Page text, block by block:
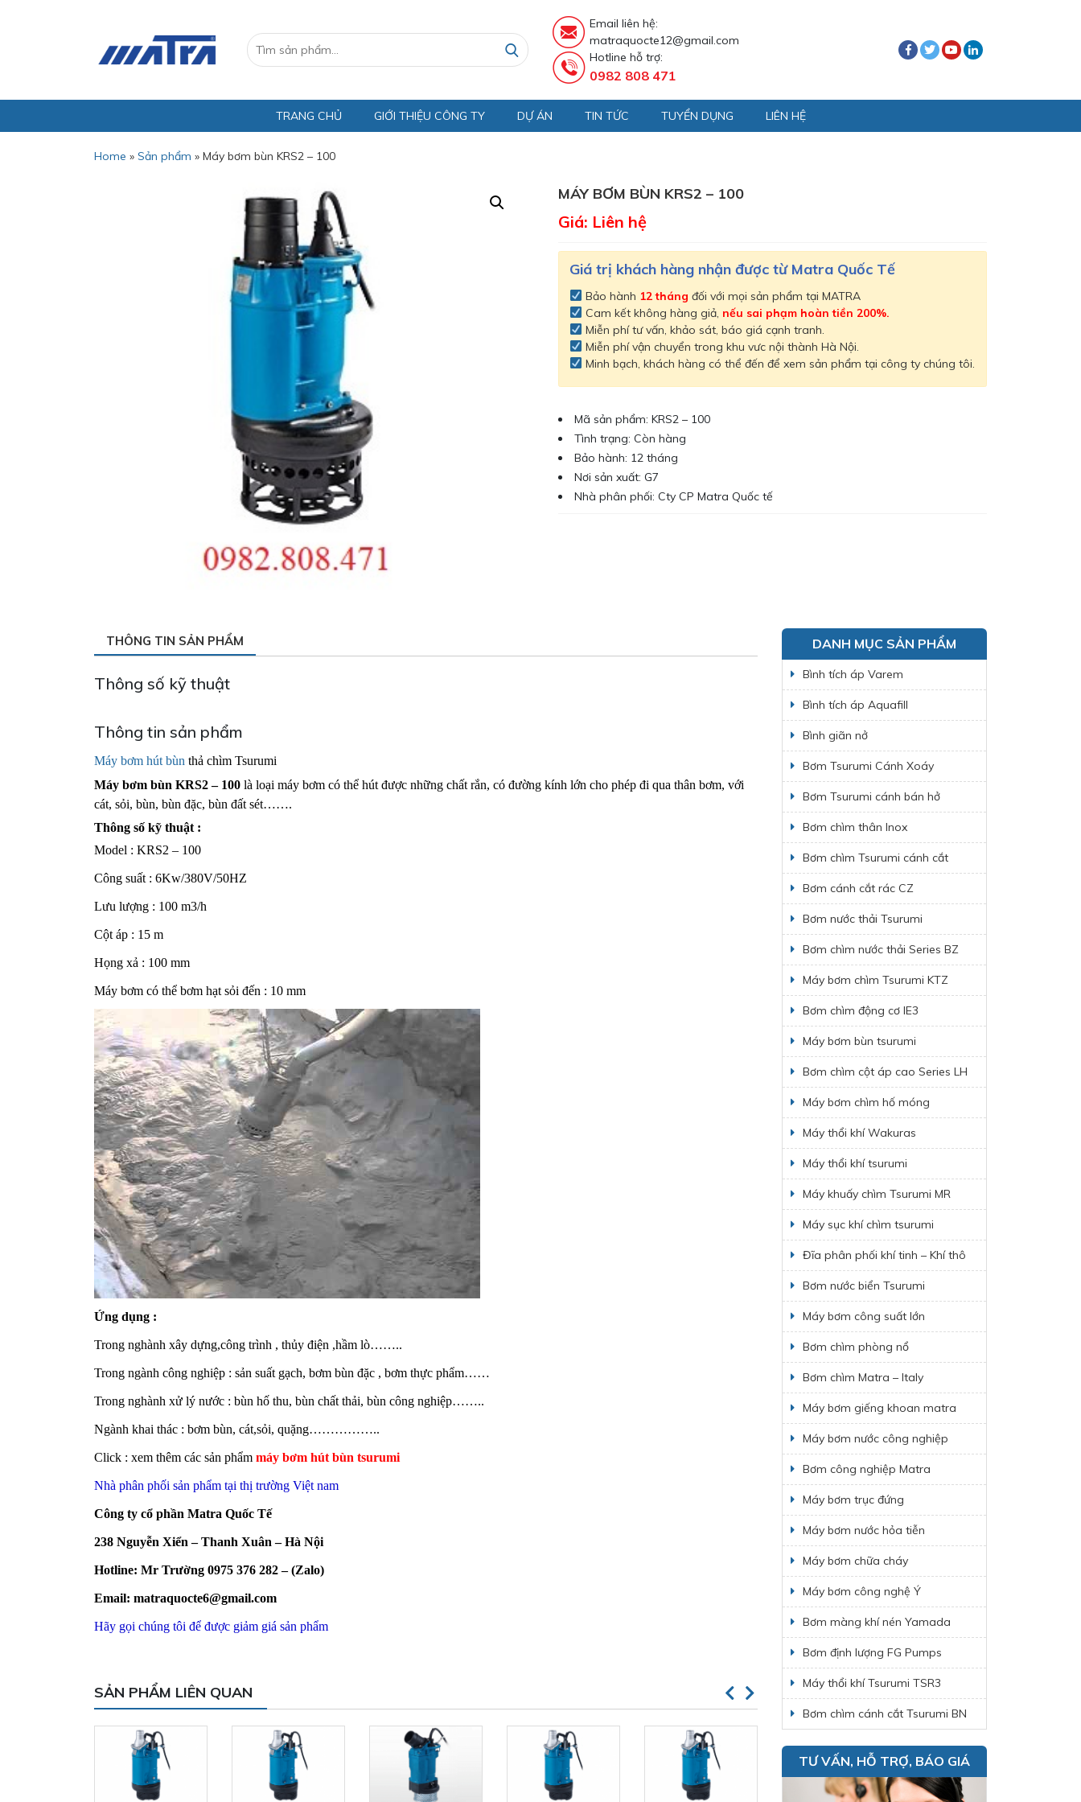
Email liên hệ:
matraquocte12@gmail.com
Hotline hỗ trợ:
0982 808 471
TRANG CHỦ GIỚI THIỆU CÔNG TY DỰ ÁN TIN TỨC TUYỂN DỤNG LIÊN HỆ
Home » Sản phẩm » Máy bơm bùn KRS2 – 100
MÁY BƠM BÙN KRS2 – 100
Giá: Liên hệ
Giá trị khách hàng nhận được từ Matra Quốc Tế
Bảo hành 12 tháng đối với mọi sản phẩm tại MATRA
Cam kết không hàng giả, nếu sai phạm hoàn tiền 200%.
Miễn phí tư vấn, khảo sát, báo giá cạnh tranh.
Miễn phí vận chuyển trong khu vưc nội thành Hà Nội.
Minh bạch, khách hàng có thể đến để xem sản phẩm tại công ty chúng tôi.
Mã sản phẩm: KRS2 – 100
Tình trạng: Còn hàng
Bảo hành: 12 tháng
Nơi sản xuất: G7
Nhà phân phối: Cty CP Matra Quốc tế
THÔNG TIN SẢN PHẨM
Thông số kỹ thuật
Thông tin sản phẩm
Máy bơm hút bùn thả chìm Tsurumi
Máy bơm bùn KRS2 – 100 là loại máy bơm có thể hút được những chất rắn, có đường kính lớn cho phép đi qua thân bơm, với
cát, sỏi, bùn, bùn đặc, bùn đất sét…….
Thông số kỹ thuật :
Model : KRS2 – 100
Công suất : 6Kw/380V/50HZ
Lưu lượng : 100 m3/h
Cột áp : 15 m
Họng xả : 100 mm
Máy bơm có thể bơm hạt sỏi đến : 10 mm
Ứng dụng :
Trong nghành xây dựng,công trình , thủy điện ,hầm lò……..
Trong ngành công nghiệp : sản suất gạch, bơm bùn đặc , bơm thực phẩm……
Trong nghành xử lý nước : bùn hố thu, bùn chất thải, bùn công nghiệp……..
Ngành khai thác : bơm bùn, cát,sỏi, quặng……………..
Click : xem thêm các sản phẩm máy bơm hút bùn tsurumi
Nhà phân phối sản phẩm tại thị trường Việt nam
Công ty cổ phần Matra Quốc Tế
238 Nguyễn Xiển – Thanh Xuân – Hà Nội
Hotline: Mr Trường 0975 376 282 – (Zalo)
Email: matraquocte6@gmail.com
Hãy gọi chúng tôi để được giảm giá sản phẩm
SẢN PHẨM LIÊN QUAN
DANH MỤC SẢN PHẨM
Bình tích áp Varem
Bình tích áp Aquafill
Bình giãn nở
Bơm Tsurumi Cánh Xoáy
Bơm Tsurumi cánh bán hở
Bơm chìm thân Inox
Bơm chìm Tsurumi cánh cắt
Bơm cánh cắt rác CZ
Bơm nước thải Tsurumi
Bơm chìm nước thải Series BZ
Máy bơm chìm Tsurumi KTZ
Bơm chìm động cơ IE3
Máy bơm bùn tsurumi
Bơm chìm cột áp cao Series LH
Máy bơm chìm hố móng
Máy thổi khí Wakuras
Máy thổi khí tsurumi
Máy khuấy chìm Tsurumi MR
Máy sục khí chìm tsurumi
Đĩa phân phối khí tinh – Khí thô
Bơm nước biển Tsurumi
Máy bơm công suất lớn
Bơm chìm phòng nổ
Bơm chìm Matra – Italy
Máy bơm giếng khoan matra
Máy bơm nước công nghiệp
Bơm công nghiệp Matra
Máy bơm trục đứng
Máy bơm nước hỏa tiễn
Máy bơm chữa cháy
Máy bơm công nghệ Ý
Bơm màng khí nén Yamada
Bơm định lượng FG Pumps
Máy thổi khí Tsurumi TSR3
Bơm chìm cánh cắt Tsurumi BN
TƯ VẤN, HỖ TRỢ, BÁO GIÁ